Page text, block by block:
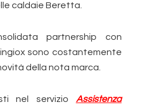
caldaie Beretta.
partnership con
sono costantemente
della nota marca.
nel servizio Assistenza